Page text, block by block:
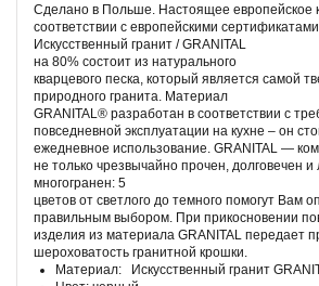
Сделано в Польше. Настоящее европейское
соответствии с европейскими
Искусственный гранит / GRANITAL
на 80% состоит из натурального
кварцевого песка, который является самой
природного гранита. Материал
GRANITAL® разработан в соответствии с
повседневной эксплуатации на кухне – он
ежедневное использование. GRANITAL —
не только чрезвычайно прочен, долговечен и
многогранен: 5
цветов от светлого до темного помогут Вам
правильным выбором. При прикосновении
изделия из материала GRANITAL передает
шероховатость гранитной крошки.
Материал: Искусственный гранит